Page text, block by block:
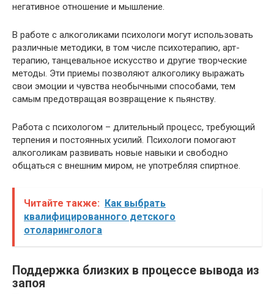
негативное отношение и мышление.
В работе с алкоголиками психологи могут использовать
различные методики, в том числе психотерапию, арт-
терапию, танцевальное искусство и другие творческие
методы. Эти приемы позволяют алкоголику выражать
свои эмоции и чувства необычными способами, тем
самым предотвращая возвращение к пьянству.
Работа с психологом – длительный процесс, требующий
терпения и постоянных усилий. Психологи помогают
алкоголикам развивать новые навыки и свободно
общаться с внешним миром, не употребляя спиртное.
Читайте также: Как выбрать
квалифицированного детского
отоларинголога
Поддержка близких в процессе вывода из
запоя